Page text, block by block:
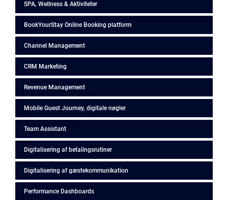
SPA, Wellness & Aktiviteter
BookYourStay Online Booking platform
Channel Management
CRM Marketing
Revenue Management
Mobile Guest Journey, digitale nøgler
Team Assistant
Digitalisering af betalingsrutiner
Digitalisering af gæstekommunikation
Performance Dashboards